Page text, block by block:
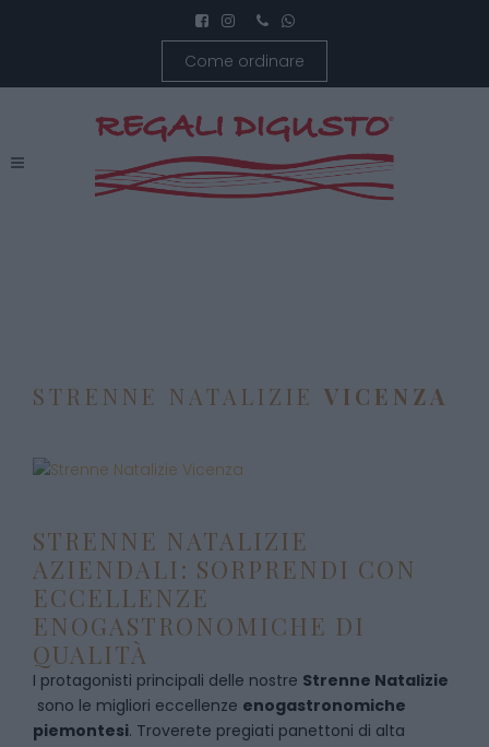
Come ordinare
STRENNE NATALIZIE VICENZA
STRENNE NATALIZIE
AZIENDALI: SORPRENDI CON
ECCELLENZE
ENOGASTRONOMICHE DI
QUALITÀ
I protagonisti principali delle nostre Strenne Natalizie
sono le migliori eccellenze enogastronomiche
piemontesi. Troverete pregiati panettoni di alta